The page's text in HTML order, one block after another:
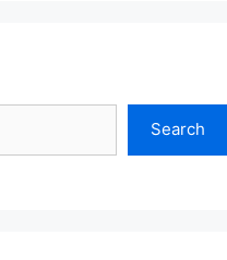
Search